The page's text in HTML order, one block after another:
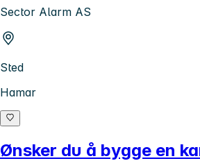
Sector Alarm AS
Sted
Hamar
Ønsker du å bygge en